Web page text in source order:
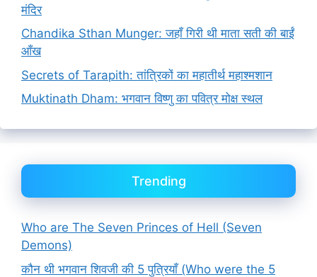
मंदिर
Chandika Sthan Munger: जहाँ गिरी थी माता सती की बाईं
आँख
Secrets of Tarapith: तांत्रिकों का महातीर्थ महाश्मशान
Muktinath Dham: भगवान विष्णु का पवित्र मोक्ष स्थल
Trending
Who are The Seven Princes of Hell (Seven
Demons)
कौन थी भगवान शिवजी की 5 पुत्रियाँ (Who were the 5